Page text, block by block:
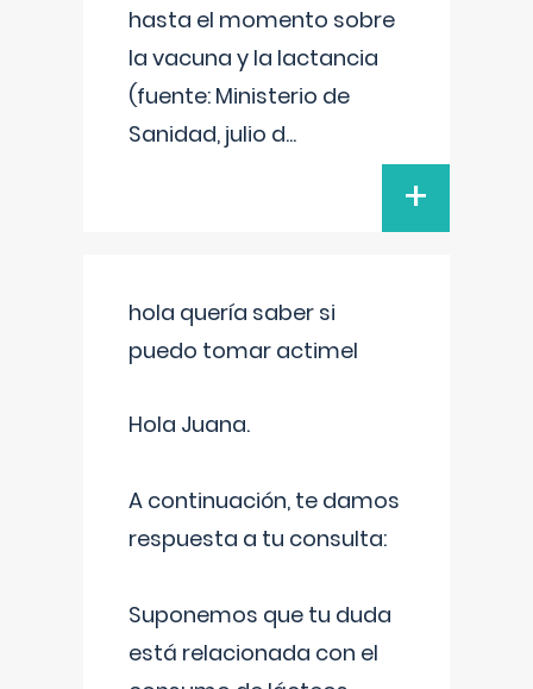
hasta el momento sobre
la vacuna y la lactancia
(fuente: Ministerio de
Sanidad, julio d...
+
hola quería saber si
puedo tomar actimel
Hola Juana.
A continuación, te damos
respuesta a tu consulta:
Suponemos que tu duda
está relacionada con el